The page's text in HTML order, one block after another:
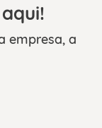
empresa, a